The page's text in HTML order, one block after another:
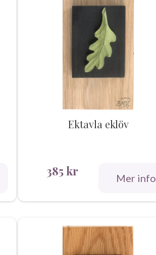
Ektavla eklöv
385kr Mer info